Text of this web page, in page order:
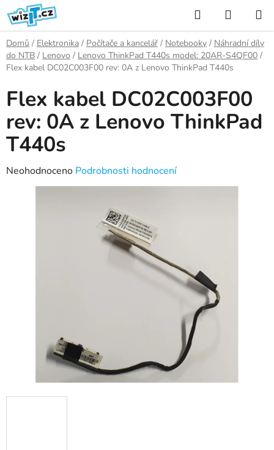
Přejít
na
obsah
Hledat
KOŠÍK
Domů / Elektronika / Počítače a kancelář / Notebooky / Náhradní díly
do NTB / Lenovo / Lenovo ThinkPad T440s model: 20AR-S4QF00 /
Flex kabel DC02C003F00 rev: 0A z Lenovo ThinkPad T440s
Flex kabel DC02C003F00
rev: 0A z Lenovo ThinkPad
T440s
Průměrné
hodnocení
Neohodnoceno Podrobnosti hodnocení